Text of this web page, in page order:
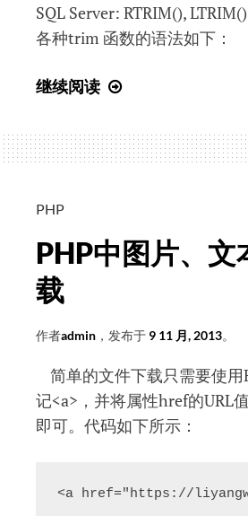
SQL Server: RTRIM(), LTRIM()
各种trim 函数的语法如下：
继续阅读
门
教
PHP
PHP中图片、文
载
作者admin ，发布于 9 11 月, 2013。
简单的文件下载只需要使
记<a>，并将属性href的URL
即可。代码如下所示：
<a href="https://